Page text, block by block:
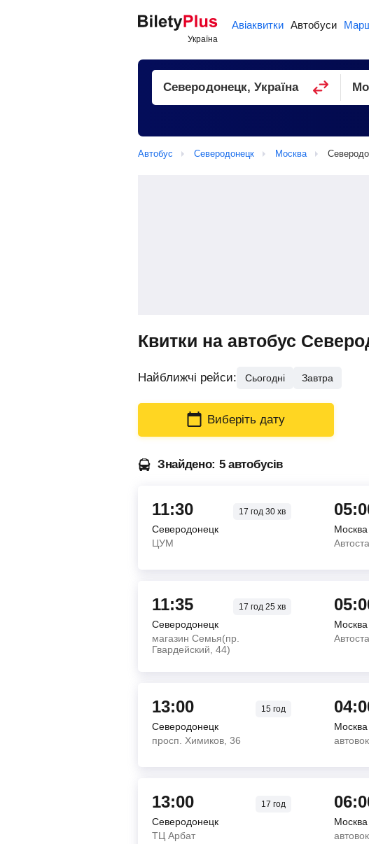
Авіаквитки Автобуси
Автобус Северодонецк Москва
Квитки на автобус
Найближчі рейси: Сьогодні Завтра
Виберіть дату
Знайдено: 5 автобусів
11:30 17 год30 хв
Северодонецк
ЦУМ
Москва
11:35 17 год25 хв
Северодонецк
магазин Семья(пр.
Гвардейский, 44)
Москва
13:00 15 год
Северодонецк
просп. Химиков, 36
Москва
13:00 17 год
Северодонецк
ТЦ Арбат
Москва